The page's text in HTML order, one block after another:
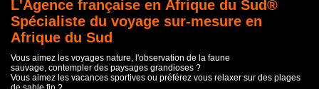
L'Agence française en Afrique du Sud®
Spécialiste du voyage sur-mesure en
Afrique du Sud
Vous aimez les voyages nature, l'observation de la faune
sauvage, contempler des paysages grandioses ?
Vous aimez les vacances sportives ou préférez vous relaxer sur des plages